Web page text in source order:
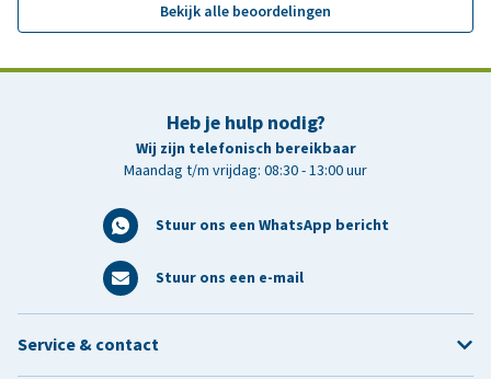
Bekijk alle beoordelingen
Heb je hulp nodig?
Wij zijn telefonisch bereikbaar
Maandag t/m vrijdag: 08:30 - 13:00 uur
Stuur ons een WhatsApp bericht
Stuur ons een e-mail
Service & contact